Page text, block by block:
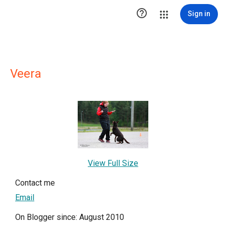
 Sign in
Veera
View Full Size
Contact me
Email
On Blogger since: August 2010